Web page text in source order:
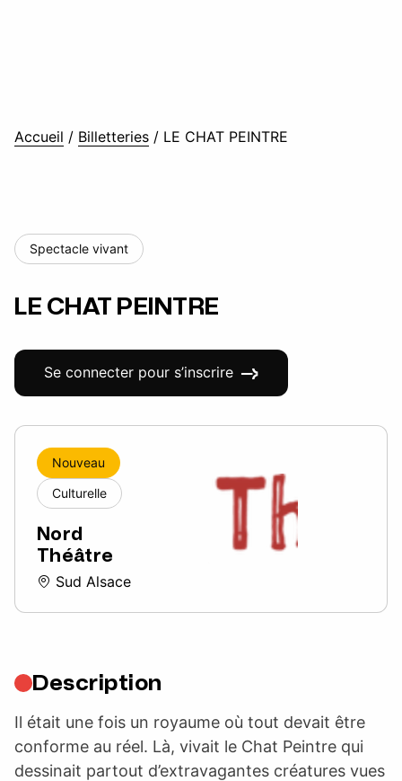
Accueil / Billetteries / LE CHAT PEINTRE
Spectacle vivant
LE CHAT PEINTRE
Se connecter pour s’inscrire
Nouveau
Culturelle
Nord
Théâtre
Sud Alsace
Description
Il était une fois un royaume où tout devait être
conforme au réel. Là, vivait le Chat Peintre qui
dessinait partout d’extravagantes créatures vues